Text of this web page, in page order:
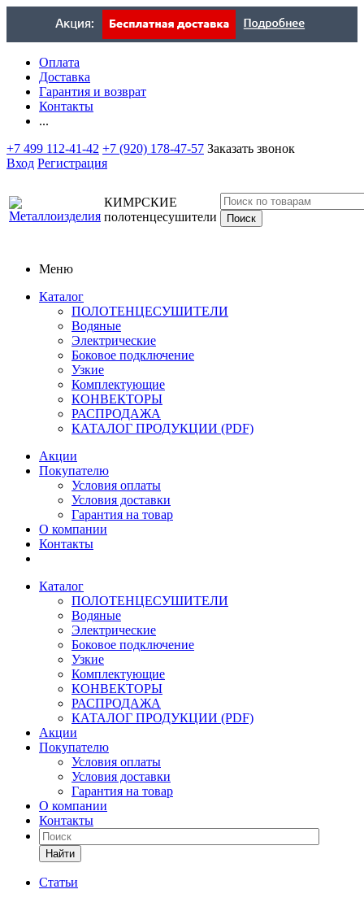
Оплата
Доставка
Гарантия и возврат
Контакты
...
+7 499 112-41-42 +7 (920) 178-47-57 Заказать звонок
Вход Регистрация
КИМРСКИЕ
полотенцесушители
Меню
Каталог
ПОЛОТЕНЦЕСУШИТЕЛИ
Водяные
Электрические
Боковое подключение
Узкие
Комплектующие
КОНВЕКТОРЫ
РАСПРОДАЖА
КАТАЛОГ ПРОДУКЦИИ (PDF)
Акции
Покупателю
Условия оплаты
Условия доставки
Гарантия на товар
О компании
Контакты
Каталог
ПОЛОТЕНЦЕСУШИТЕЛИ
Водяные
Электрические
Боковое подключение
Узкие
Комплектующие
КОНВЕКТОРЫ
РАСПРОДАЖА
КАТАЛОГ ПРОДУКЦИИ (PDF)
Акции
Покупателю
Условия оплаты
Условия доставки
Гарантия на товар
О компании
Контакты
Найти
Статьи